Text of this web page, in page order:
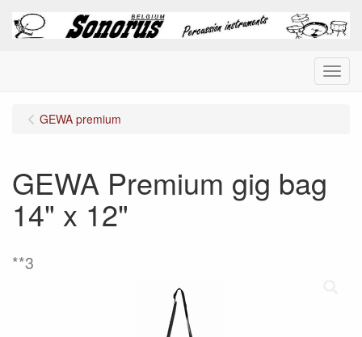
Menu
GEWA premium
GEWA Premium gig bag
14" x 12"
**3